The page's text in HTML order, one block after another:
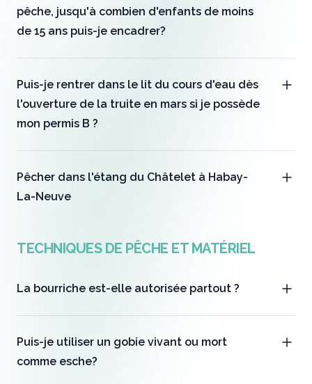
pêche, jusqu'à combien d'enfants de moins
de 15 ans puis-je encadrer?
Puis-je rentrer dans le lit du cours d'eau dès
l'ouverture de la truite en mars si je possède
mon permis B ?
Pêcher dans l'étang du Châtelet à Habay-
La-Neuve
TECHNIQUES DE PÊCHE ET MATÉRIEL
La bourriche est-elle autorisée partout ?
Puis-je utiliser un gobie vivant ou mort
comme esche?